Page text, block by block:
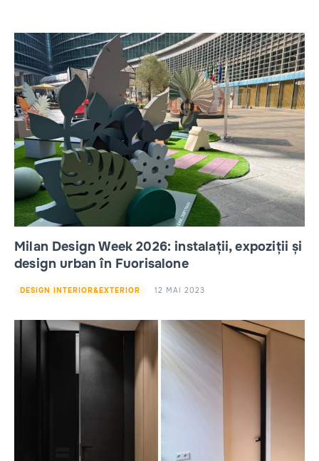
Milan Design Week 2026: instalații, expoziții și
design urban în Fuorisalone
DESIGN INTERIOR&EXTERIOR 12 MAI 2023